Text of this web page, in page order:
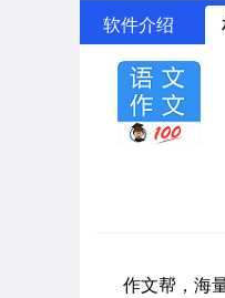
软件介绍
作文帮，海量